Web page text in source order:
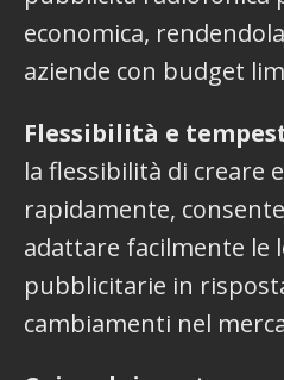
economica,
aziende con budget
Flessibilità e
la flessibilità di creare
rapidamente,
adattare facilmente le
pubblicitarie in
cambiamenti nel